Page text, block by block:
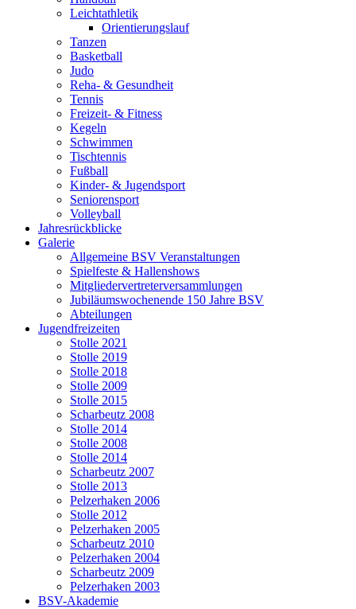
Leichtathletik
Orientierungslauf
Tanzen
Basketball
Judo
Reha- & Gesundheit
Tennis
Freizeit- & Fitness
Kegeln
Schwimmen
Tischtennis
Fußball
Kinder- & Jugendsport
Seniorensport
Volleyball
Jahresrückblicke
Galerie
Allgemeine BSV Veranstaltungen
Spielfeste & Hallenshows
Mitgliedervertreterversammlungen
Jubiläumswochenende 150 Jahre BSV
Abteilungen
Jugendfreizeiten
Stolle 2021
Stolle 2019
Stolle 2018
Stolle 2009
Stolle 2015
Scharbeutz 2008
Stolle 2014
Stolle 2008
Stolle 2014
Scharbeutz 2007
Stolle 2013
Pelzerhaken 2006
Stolle 2012
Pelzerhaken 2005
Scharbeutz 2010
Pelzerhaken 2004
Scharbeutz 2009
Pelzerhaken 2003
BSV-Akademie